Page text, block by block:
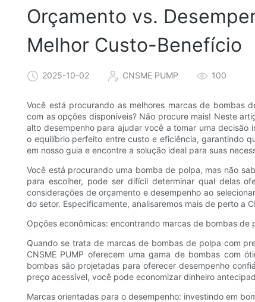
Orçamento vs.
Melhor Custo-Benefício
2025-10-02 CNSME PUMP 100
Você está procurando as melhores marcas de bombas
com as opções disponíveis? Não procure mais! Neste
alto desempenho para ajudar você a tomar uma
o equilíbrio perfeito entre custo e eficiência, garantindo
em nosso guia e encontre a solução ideal para suas
Você está procurando uma bomba de polpa, mas não
para escolher, pode ser difícil determinar qual delas
considerações de orçamento e desempenho ao
do setor. Especificamente, analisaremos mais de perto a
Opções econômicas: encontrando marcas de bombas de
Quando se trata de marcas de bombas de polpa com
CNSME PUMP oferecem uma gama de bombas com
bombas são projetadas para oferecer desempenho
preço acessível, você pode economizar dinheiro
Marcas orientadas para o desempenho: investindo em